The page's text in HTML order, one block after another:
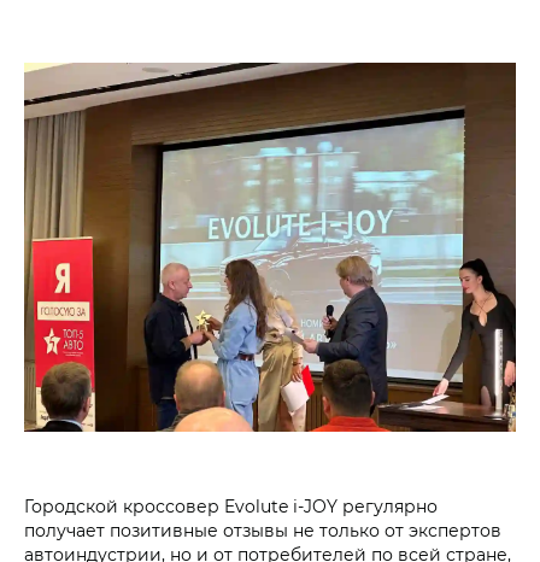
Городской кроссовер Evolute i‑JOY регулярно
получает позитивные отзывы не только от экспертов
автоиндустрии, но и от потребителей по всей стране,